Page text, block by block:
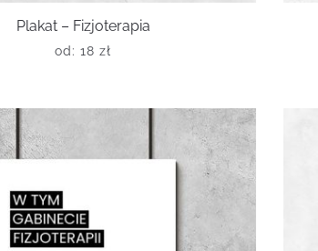
Plakat – Fizjoterapia
od:18zł